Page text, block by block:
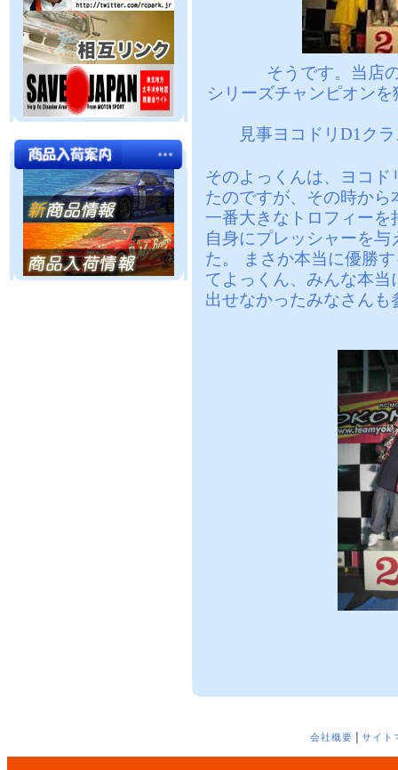
そうです。当店
シリーズチャンピオン
見事ヨコドリD1ク
そのよっくんは、ヨコ
たのですが、その時か
一番大きなトロフィー
自身にプレッシャーを
た。 まさか本当に優勝
てよっくん、みんな本
出せなかったみなさん
会社概要 サイト